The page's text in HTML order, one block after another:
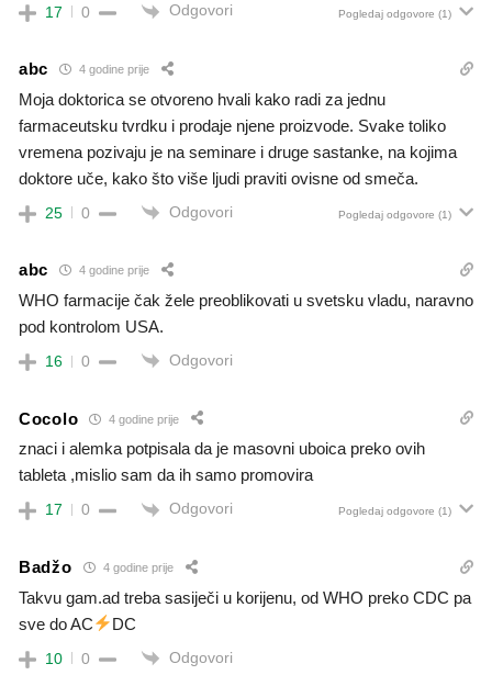
17 0 Odgovori Pogledaj odgovore (1)
abc 4 godine prije
Moja doktorica se otvoreno hvali kako radi za jednu
farmaceutsku tvrdku i prodaje njene proizvode. Svake toliko
vremena pozivaju je na seminare i druge sastanke, na kojima
doktore uče, kako što više ljudi praviti ovisne od smeča.
25 0 Odgovori Pogledaj odgovore (1)
abc 4 godine prije
WHO farmacije čak žele preoblikovati u svetsku vladu, naravno
pod kontrolom USA.
16 0 Odgovori
Cocolo 4 godine prije
znaci i alemka potpisala da je masovni uboica preko ovih
tableta ,mislio sam da ih samo promovira
17 0 Odgovori Pogledaj odgovore (1)
Badžo 4 godine prije
Takvu gam.ad treba sasiječi u korijenu, od WHO preko CDC pa
sve do AC
DC
10 0 Odgovori